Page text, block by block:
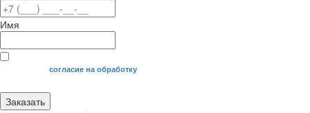
Имя
Я даю своесогласие на обработку
Заказать